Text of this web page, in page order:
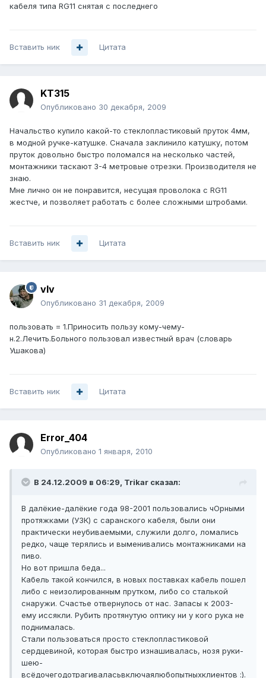
кабеля типа RG11 снятая с последнего
Вставить ник Цитата
KT315
Опубликовано 30 декабря, 2009
Начальство купило какой-то стеклопластиковый пруток 4мм,
в модной ручке-катушке. Сначала заклинило катушку, потом
пруток довольно быстро поломался на несколько частей,
монтажники таскают 3-4 метровые отрезки. Производителя не
знаю.
Мне лично он не понравится, несущая проволока с RG11
жестче, и позволяет работать с более сложными штробами.
Вставить ник Цитата
vIv
Опубликовано 31 декабря, 2009
пользовать = 1.Приносить пользу кому-чему-
н.2.Лечить.Больного пользовал известный врач (словарь
Ушакова)
Вставить ник Цитата
Error_404
Опубликовано 1 января, 2010
В 24.12.2009 в 06:29, Trikar сказал:
В далёкие-далёкие года 98-2001 пользовались чОрными
протяжками (УЗК) с саранского кабеля, были они
практически неубиваемыми, служили долго, ломались
редко, чаще терялись и выменивались монтажниками на
пиво.
Но вот пришла беда...
Кабель такой кончился, в новых поставках кабель пошел
либо с неизолированным прутком, либо со сталькой
снаружи. Счастье отвернулось от нас. Запасы к 2003-
ему иссякли. Рубить протянутую оптику ни у кого рука не
поднималась.
Стали пользоваться просто стеклопластиковой
сердцевиной, которая быстро изнашивалась, нозя руки-
шею-
всёдочегодотрагиваласьвключаялюбопытныхклиентов :).